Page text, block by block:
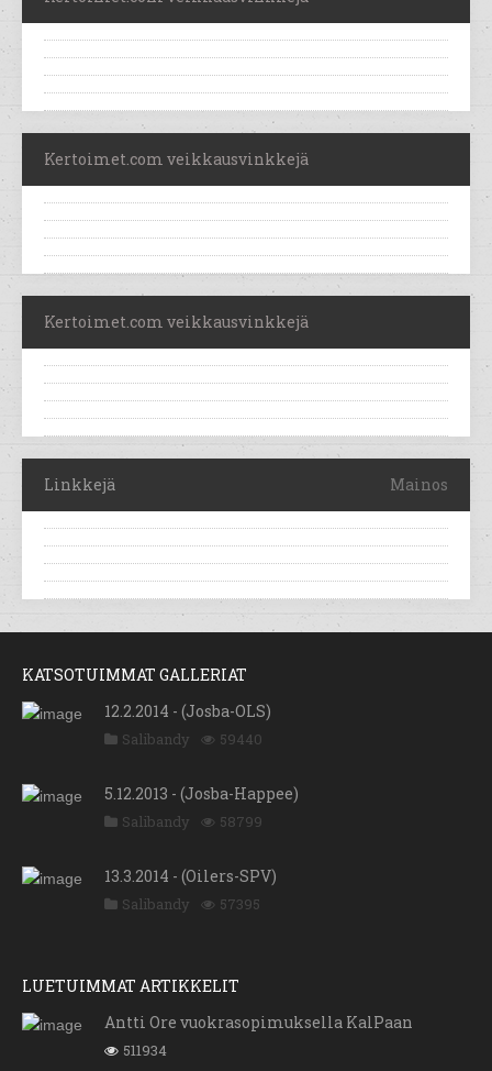
Kertoimet.com veikkausvinkkejä
Kertoimet.com veikkausvinkkejä
Linkkejä Mainos
KATSOTUIMMAT GALLERIAT
12.2.2014 - (Josba-OLS)
Salibandy 59440
5.12.2013 - (Josba-Happee)
Salibandy 58799
13.3.2014 - (Oilers-SPV)
Salibandy 57395
LUETUIMMAT ARTIKKELIT
Antti Ore vuokrasopimuksella KalPaan
511934